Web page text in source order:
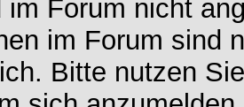
im Forum nicht
im Forum sind
Bitte nutzen